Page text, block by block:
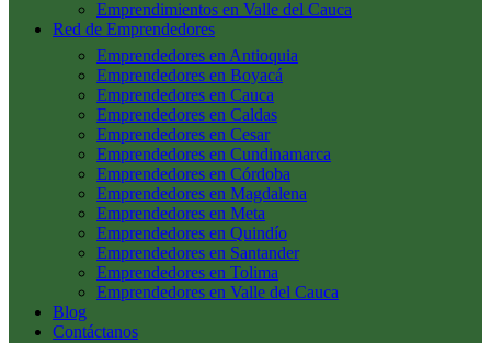
Emprendimientos en Valle del Cauca
Red de Emprendedores
Emprendedores en Antioquia
Emprendedores en Boyacá
Emprendedores en Cauca
Emprendedores en Caldas
Emprendedores en Cesar
Emprendedores en Cundinamarca
Emprendedores en Córdoba
Emprendedores en Magdalena
Emprendedores en Meta
Emprendedores en Quindío
Emprendedores en Santander
Emprendedores en Tolima
Emprendedores en Valle del Cauca
Blog
Contáctanos